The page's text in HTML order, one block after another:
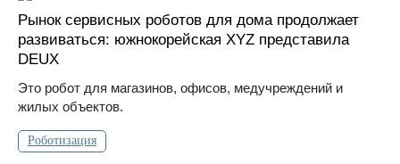
Рынок сервисных роботов для дома продолжает
развиваться: южнокорейская XYZ представила
DEUX
Это робот для магазинов, офисов, медучреждений и
жилых объектов.
Роботизация